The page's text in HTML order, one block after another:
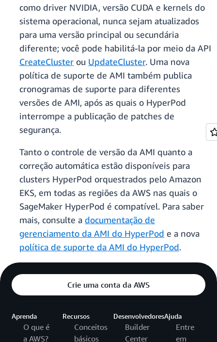
como driver NVIDIA, versão CUDA e kernels do
sistema operacional, nunca sejam atualizados
para uma versão principal ou secundária
diferente; você pode habilitá-la por meio da API
CreateCluster ou UpdateCluster. Uma nova
política de suporte de AMI também publica
cronogramas de suporte para diferentes
versões de AMI, após as quais o HyperPod
interrompe a publicação de patches de
segurança.
Tanto o controle de versão da AMI quanto a
correção automática estão disponíveis para
clusters HyperPod orquestrados pelo Amazon
EKS, em todas as regiões da AWS nas quais o
SageMaker HyperPod é compatível. Para saber
mais, consulte a documentação de
gerenciamento da AMI do HyperPod e a nova
política de suporte da AMI do HyperPod.
Crie uma conta da AWS
Aprenda
O que é
a AWS?
Recursos
Conceitos
básicos
Desenvolvedores
Builder
Center
Ajuda
Entre
em